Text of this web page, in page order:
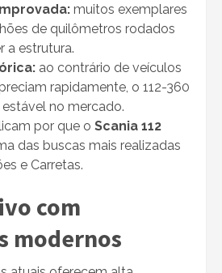
muitos exemplares
de quilômetros rodados
a estrutura.
ao contrário de veículos
rapidamente, o 112-360
no mercado.
por que o Scania 112
das buscas mais realizadas
e Carretas.
com
modernos